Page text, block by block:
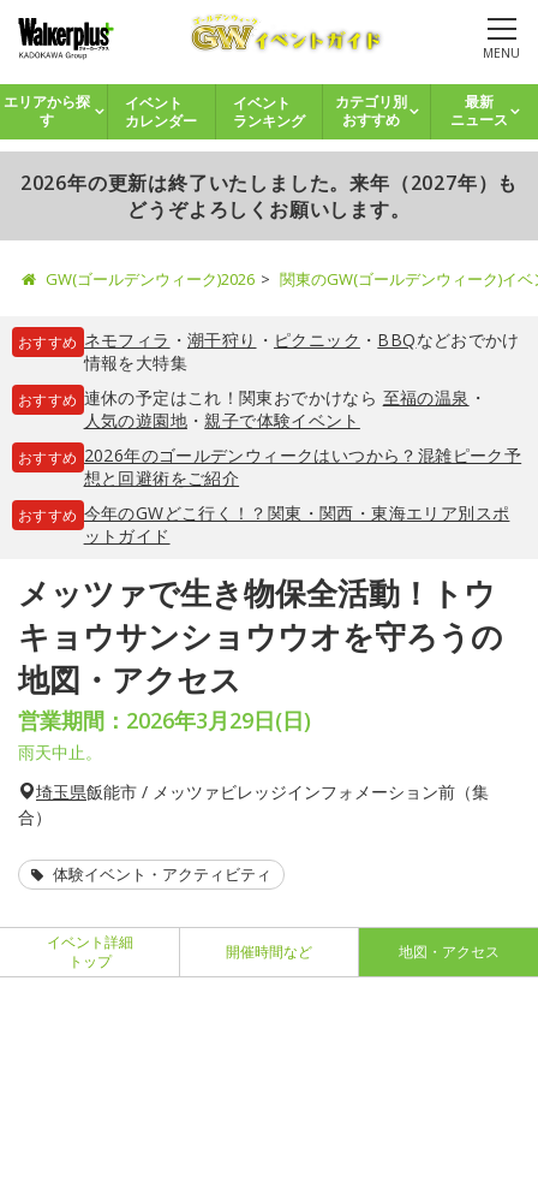
MENU
エリアから探
す
イベント
カレンダー
イベント
ランキング
カテゴリ別
おすすめ
最新
ニュース
2026年の更新は終了いたしました。来年（2027年）も
どうぞよろしくお願いします。
GW(ゴールデンウィーク)2026 関東のGW(ゴールデンウィーク)イ
おすすめ ネモフィラ ・ 潮干狩り ・ ピクニック ・ BBQなどおでかけ
情報を大特集
おすすめ 連休の予定はこれ！関東おでかけなら 至福の温泉 ・
人気の遊園地・親子で体験イベント
おすすめ 2026年のゴールデンウィークはいつから？混雑ピーク予
想と回避術をご紹介
おすすめ 今年のGWどこ行く！？関東・関西・東海エリア別スポ
ットガイド
メッツァで生き物保全活動！トウ
キョウサンショウウオを守ろうの
地図・アクセス
営業期間：2026年3月29日(日)
雨天中止。
埼玉県飯能市 / メッツァビレッジインフォメーション前（集
合）
体験イベント・アクティビティ
イベント詳細
トップ
開催時間など 地図・アクセス